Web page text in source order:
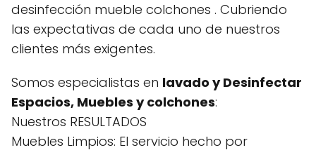
desinfección mueble colchones . Cubriendo
las expectativas de cada uno de nuestros
clientes más exigentes.
Somos especialistas en lavado y Desinfectar
Espacios, Muebles y colchones:
Nuestros RESULTADOS
Muebles Limpios: El servicio hecho por